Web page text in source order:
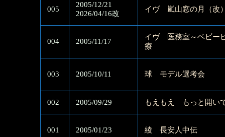
005
2005/12/21
2026/04/16改
イヴ 嵐山窓の月（改
004 2005/11/17
イヴ 医務室～ベビー
療
003 2005/10/11 球 モデル選考会
002 2005/09/29 もえもえ もっと開い
001 2005/01/23 綾 長安人中伝